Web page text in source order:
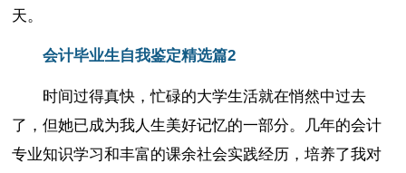
天。
会计毕业生自我鉴定精选篇2
时间过得真快，忙碌的大学生活就在悄然中过去
了，但她已成为我人生美好记忆的一部分。几年的会计
专业知识学习和丰富的课余社会实践经历，培养了我对